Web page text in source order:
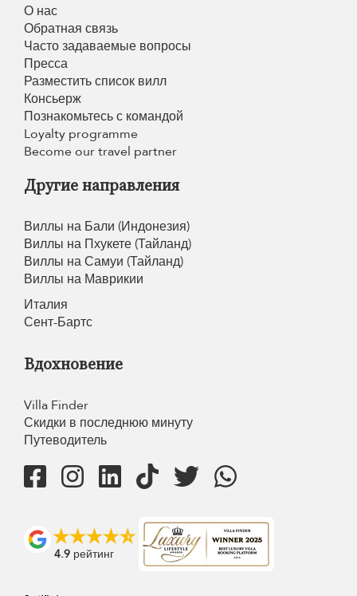
О нас
Обратная связь
Часто задаваемые вопросы
Пресса
Разместить список вилл
Консьерж
Познакомьтесь с командой
Loyalty programme
Become our travel partner
Другие направления
Виллы на Бали (Индонезия)
Виллы на Пхукете (Тайланд)
Виллы на Самуи (Тайланд)
Виллы на Маврикии
Италия
Сент-Бартс
Вдохновение
Villa Finder
Скидки в последнюю минуту
Путеводитель
4.9 рейтинг